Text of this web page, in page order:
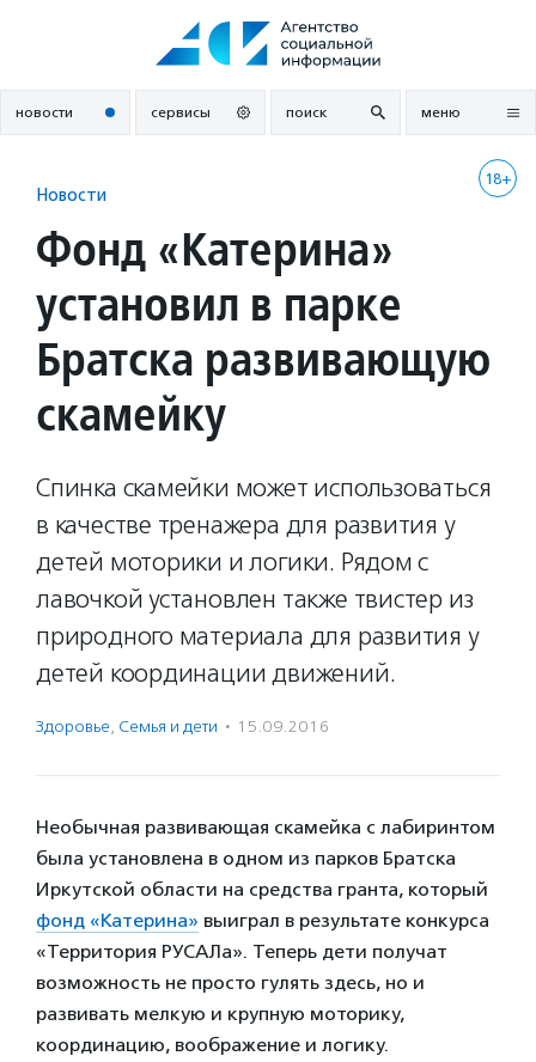
новости сервисы поиск меню
18+
Новости
Фонд «Катерина»
установил в парке
Братска развивающую
скамейку
Спинка скамейки может использоваться
в качестве тренажера для развития у
детей моторики и логики. Рядом с
лавочкой установлен также твистер из
природного материала для развития у
детей координации движений.
Здоровье, Семья и дети · 15.09.2016
Необычная развивающая скамейка с лабиринтом
была установлена в одном из парков Братска
Иркутской области на средства гранта, который
фонд «Катерина» выиграл в результате конкурса
«Территория РУСАЛа». Теперь дети получат
возможность не просто гулять здесь, но и
развивать мелкую и крупную моторику,
координацию, воображение и логику.